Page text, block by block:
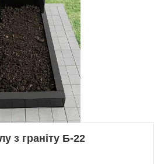
з граніту Б-22